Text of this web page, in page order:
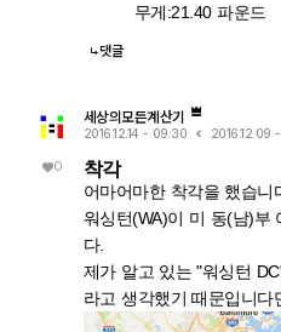
무게:21.40 파운드
댓글
0
세상의모든계산기
2016.12.14 - 09:30 2016.12.09
착각
어마어마한 착각을 했습니
워싱턴(WA)이 미 동(남)부
다.
제가 알고 있는 "워싱턴
라고 생각했기 때문입니다